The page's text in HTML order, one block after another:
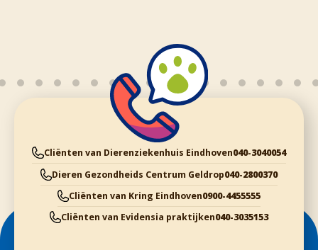
Cliënten van Dierenziekenhuis Eindhoven040-3040054
Dieren Gezondheids Centrum Geldrop040-2800370
Cliënten van Kring Eindhoven0900-4455555
Cliënten van Evidensia praktijken040-3035153